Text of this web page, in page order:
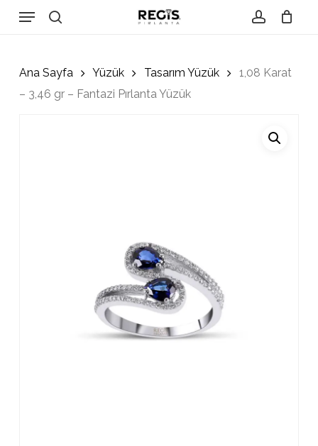
Menu
Ana Sayfa Yüzük Tasarım Yüzük
1,08 Karat
– 3,46 gr – Fantazi Pırlanta Yüzük